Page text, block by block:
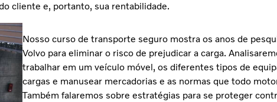
cliente e, portanto, sua rentabilidade.
Nosso curso de transporte seguro mostra os anos de
Volvo para eliminar o risco de prejudicar a carga.
trabalhar em um veículo móvel, os diferentes tipos de
cargas e manusear mercadorias e as normas que todo
Também falaremos sobre estratégias para se proteger